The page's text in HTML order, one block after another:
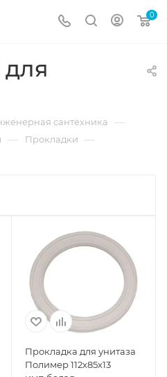
0
сантехника —
— Прокладки —
Прокладка для унитаза
Полимер 112х85х13